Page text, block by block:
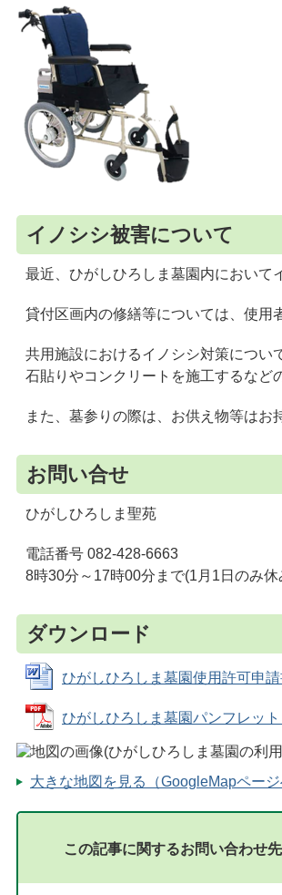
イノシシ被害について
最近、ひがしひろしま墓園内において
貸付区画内の修繕等については、使用
共用施設におけるイノシシ対策につい
石貼りやコンクリートを施工するなど
また、墓参りの際は、お供え物等は
お問い合せ
ひがしひろしま聖苑
電話番号 082-428-6663
8時30分～17時00分まで(1月1日のみ休
ダウンロード
ひがしひろしま墓園使用許可申
ひがしひろしま墓園パンフレッ
大きな地図を見る（GoogleMapページ
この記事に関するお問い合わせ先